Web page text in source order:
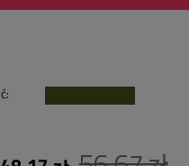
Cena nie zawiera